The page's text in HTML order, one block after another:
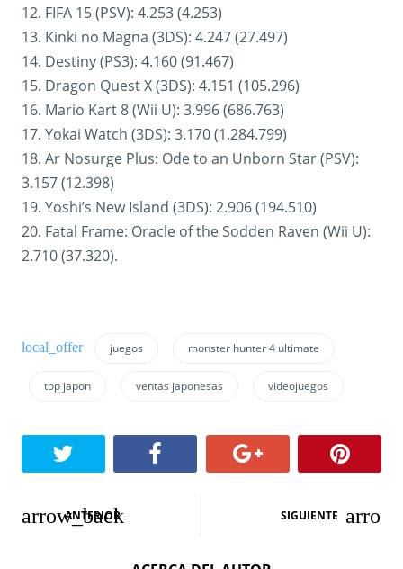
12. FIFA 15 (PSV): 4.253 (4.253)
13. Kinki no Magna (3DS): 4.247 (27.497)
14. Destiny (PS3): 4.160 (91.467)
15. Dragon Quest X (3DS): 4.151 (105.296)
16. Mario Kart 8 (Wii U): 3.996 (686.763)
17. Yokai Watch (3DS): 3.170 (1.284.799)
18. Ar Nosurge Plus: Ode to an Unborn Star (PSV):
3.157 (12.398)
19. Yoshi’s New Island (3DS): 2.906 (194.510)
20. Fatal Frame: Oracle of the Sodden Raven (Wii U):
2.710 (37.320).
juegos monster hunter 4 ultimate
top japon ventas japonesas videojuegos
N
ANTERIOR SIGUIENTE